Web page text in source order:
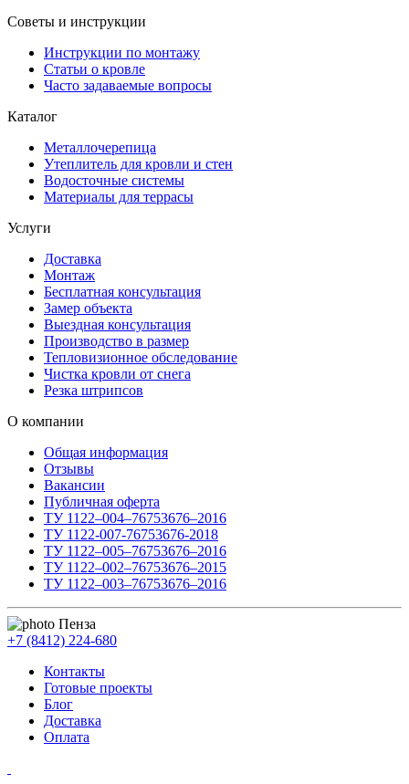
Советы и инструкции
Инструкции по монтажу
Статьи о кровле
Часто задаваемые вопросы
Каталог
Металлочерепица
Утеплитель для кровли и стен
Водосточные системы
Материалы для террасы
Услуги
Доставка
Монтаж
Бесплатная консультация
Замер объекта
Выездная консультация
Производство в размер
Тепловизионное обследование
Чистка кровли от снега
Резка штрипсов
О компании
Общая информация
Отзывы
Вакансии
Публичная оферта
ТУ 1122–004–76753676–2016
ТУ 1122-007-76753676-2018
ТУ 1122–005–76753676–2016
ТУ 1122–002–76753676–2015
ТУ 1122–003–76753676–2016
Пенза
+7 (8412) 224-680
Контакты
Готовые проекты
Блог
Доставка
Оплата